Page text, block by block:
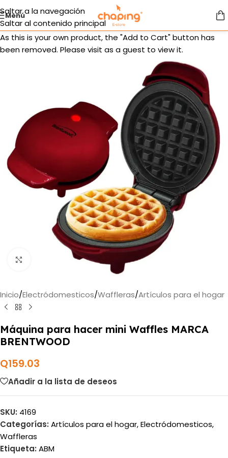
Saltar a la navegación
Saltar al contenido principal
Menú
As this is your own product, the "Add to Cart" button has
been removed. Please visit as a guest to view it.
Haga clic para ampliar
Inicio/Electródomesticos/Waffleras/Artículos para el hogar
Máquina para hacer mini Waffles MARCA
BRENTWOOD
Q159.03
Añadir a la lista de deseos
SKU: 4169
Categorías: Artículos para el hogar,Electródomesticos,
Waffleras
Etiqueta: ABM